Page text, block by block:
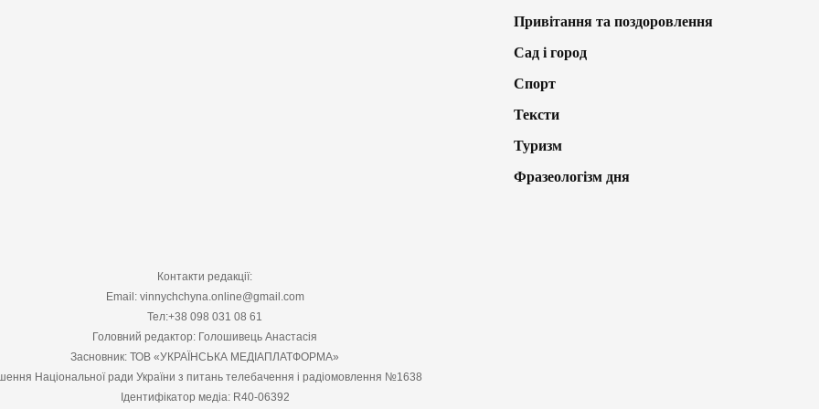
Привітання та поздоровлення
Сад і город
Спорт
Тексти
Туризм
Фразеологізм дня
Контакти редакції:
Email: vinnychchyna.online@gmail.com
Тел:+38 098 031 08 61
Головний редактор: Голошивець Анастасія
Засновник: ТОВ «УКРАЇНСЬКА МЕДІАПЛАТФОРМА»
Національної ради України з питань телебачення і радіомовлення №1638
Ідентифікатор медіа: R40-06392